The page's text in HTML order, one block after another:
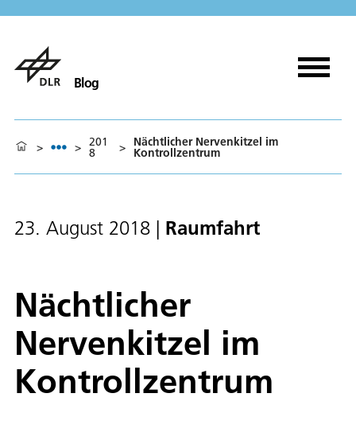
Blog
> > 201
8 > Nächtlicher Nervenkitzel im
Kontrollzentrum
23. August 2018 | Raumfahrt
Nächtlicher
Nervenkitzel im
Kontrollzentrum